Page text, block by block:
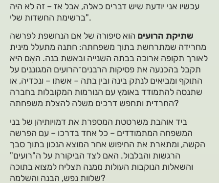
עכשיו אני יודעת שיש דברים כאלה, אבל אז – זה לא היה
ברשימת החשדות שלי".
שתיקת הרועים הוא סיפורה של אם הנחשפת לפרשה
מחרידה שמתרחשת בתוך משפחתה: חתנה מתעלל מינית
לאורך תקופה ארוכה בבתה השנייה ובאשת בנה. האִם היא
תקבל בהכנעה את פסיקות הרבנים־הרועים המגוננים על
התוקף ומביאים לנתק בינה ובין בתה – אשתו – ונכדיה, או
שתנסה להתמודד באומץ עם הנורמות המקובלות בחברה
החרדית ותחפש דרכים משלה להצלת משפחתה?
ביד אוהבת משרטטת המספרת את דמויותיהן של בני
המשפחה המתמודדים – כל אחד בדרכו – עם הפרשה
הקשה, ומתארת את החיפוש אחר המוצא הנכון בתוך סבך
הרגשות והבלבול. האם לצד הביקורת על ה"רועים"
והשאלות הנוקבות העולות ממנה תצליח למצוא בתוכה
שלוות נפש, הבנה והשלמה?